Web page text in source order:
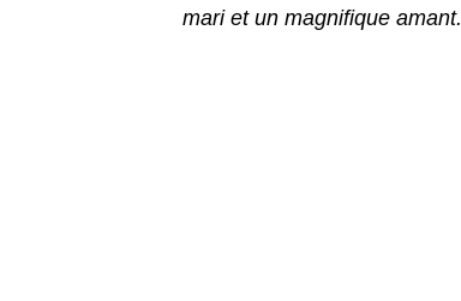
mari et un magnifique amant.